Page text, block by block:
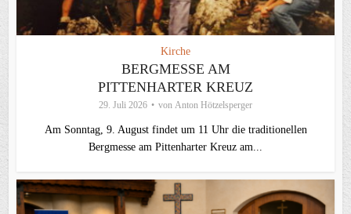
Kirche
BERGMESSE AM
PITTENHARTER KREUZ
29. Juli 2026 von Anton Hötzelsperger
Am Sonntag, 9. August findet um 11 Uhr die traditionellen
Bergmesse am Pittenharter Kreuz am...